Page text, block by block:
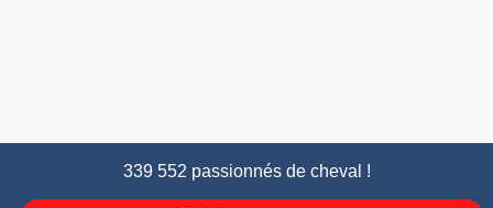
339 552 passionnés de cheval !